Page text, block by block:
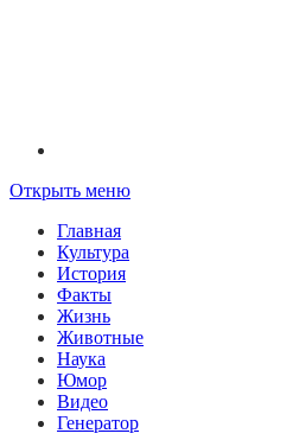
Открыть меню
Главная
Культура
История
Факты
Жизнь
Животные
Наука
Юмор
Видео
Генератор